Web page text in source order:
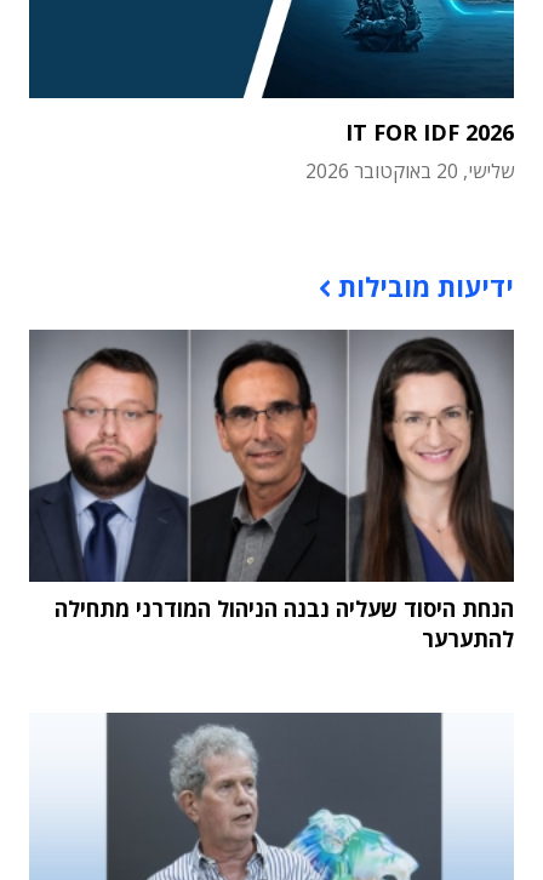
IT FOR IDF 2026
שלישי, 20 באוקטובר 2026
ידיעות מובילות
הנחת היסוד שעליה נבנה הניהול המודרני מתחילה
להתערער